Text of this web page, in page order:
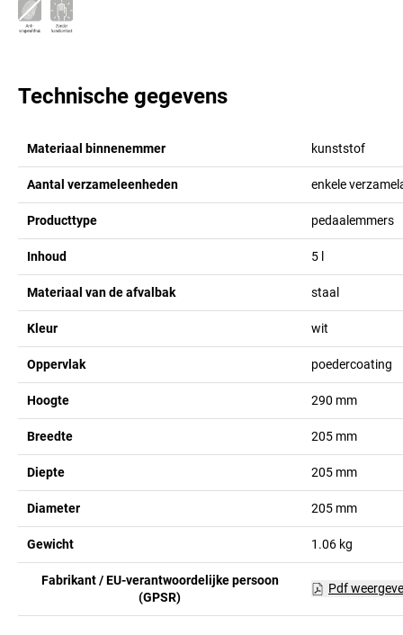
Technische gegevens
Materiaal binnenemmer kunststof
Aantal verzameleenheden enkele
Producttype pedaalemmers
Inhoud 5
Materiaal van de afvalbak staal
Kleur wit
Oppervlak poedercoating
Hoogte 290 mm
Breedte 205 mm
Diepte 205 mm
Diameter 205 mm
Gewicht 1.06 kg
Fabrikant / EU-verantwoordelijke persoon
(GPSR)
Pdf